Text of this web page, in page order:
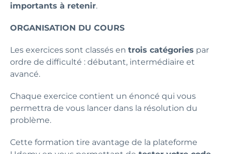
importants à retenir.
ORGANISATION DU COURS
Les exercices sont classés en trois catégories par
ordre de difficulté : débutant, intermédiaire et
avancé.
Chaque exercice contient un énoncé qui vous
permettra de vous lancer dans la résolution du
problème.
Cette formation tire avantage de la plateforme